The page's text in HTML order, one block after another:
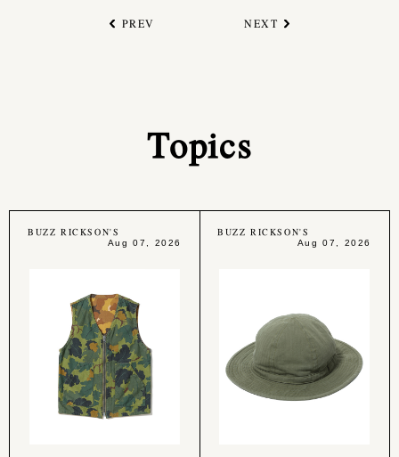
PREV NEXT
Topics
BUZZ RICKSON'S
Aug 07, 2026
BUZZ RICKSON'S
Aug 07, 2026